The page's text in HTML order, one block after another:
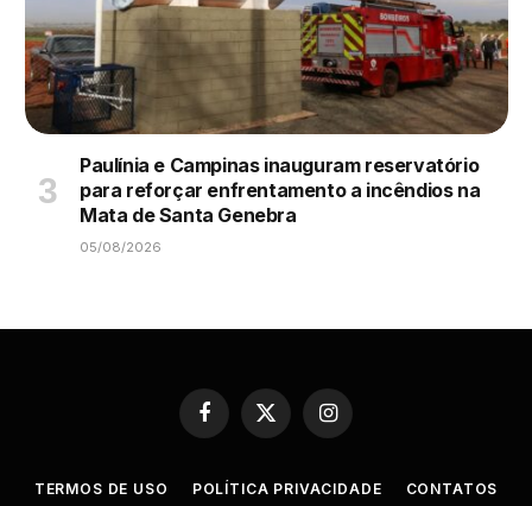
Paulínia e Campinas inauguram reservatório
para reforçar enfrentamento a incêndios na
Mata de Santa Genebra
05/08/2026
Facebook
X
(Twitter)
Instagram
TERMOS DE USO POLÍTICA PRIVACIDADE CONTATOS